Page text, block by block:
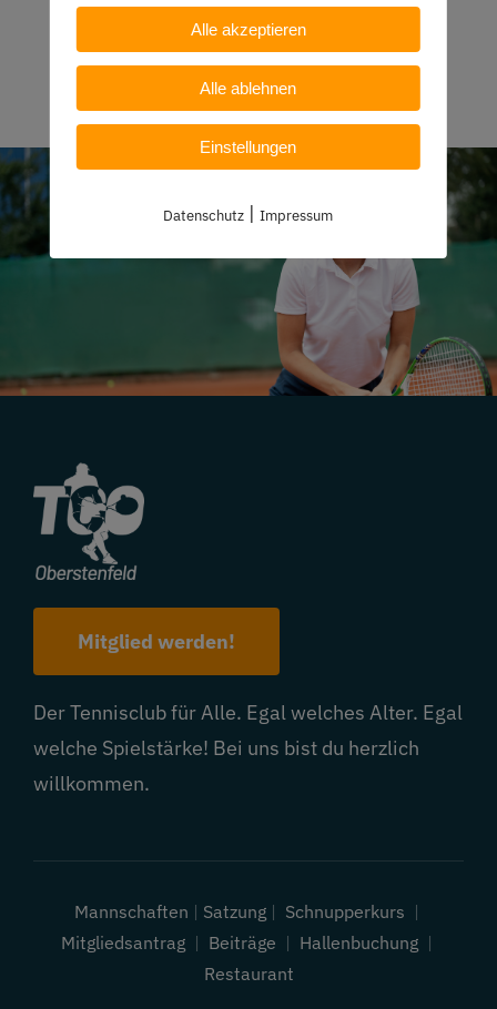
Mitglied werden!
Der Tennisclub für Alle. Egal welches Alter. Egal
welche Spielstärke! Bei uns bist du herzlich
willkommen.
Mannschaften | Satzung| Schnupperkurs |
Mitgliedsantrag| Beiträge | Hallenbuchung|
Restaurant
Alle akzeptieren
Alle ablehnen
Einstellungen
Datenschutz |Impressum